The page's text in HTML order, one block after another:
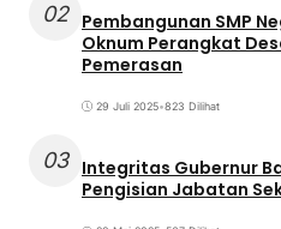
02 Pembangunan SMP
Oknum Perangkat
Pemerasan
29 Juli 2025•823 Dilihat
03 Integritas Gubernur
Pengisian Jabatan